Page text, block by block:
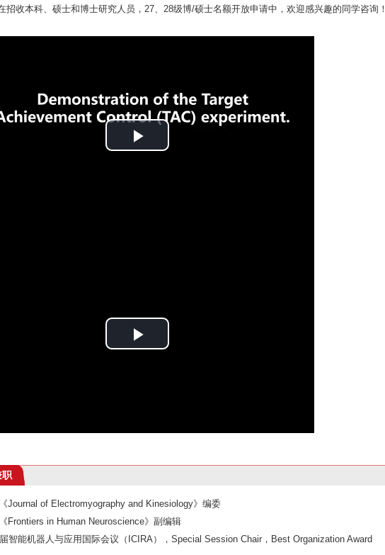
招收本科、硕士和博士研究人员，27、28级博/硕士名额开放申请中，欢迎感兴趣的同学咨询！
P
d
P
i
d
职
Journal of Electromyography and Kinesiology》编委
Frontiers in Human Neuroscience》副编辑
智能机器人与应用国际会议（ICIRA），Special Session Chair，Best Organization Award